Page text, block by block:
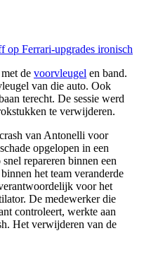
op Ferrari-upgrades ironisch
de voorvleugel en band.
van die auto. Ook
terecht. De sessie werd
te verwijderen.
van Antonelli voor
opgelopen in een
repareren binnen een
het team veranderde
voor het
De medewerker die
controleert, werkte aan
Het verwijderen van de